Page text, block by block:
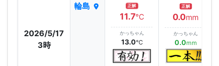
2026/5/17
3時
輪島 正解
11.7℃
かっちゃん
13.0℃
正解
0.0mm
かっちゃん
0.0mm